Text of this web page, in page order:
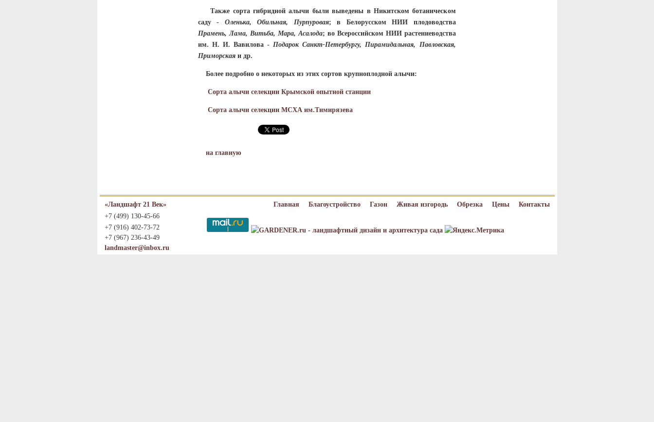
Также сорта гибридной алычи были выведены в Никитском ботаническом
саду - Оленька, Обильная, Пурпуровая; в Белорусском НИИ плодоводства
Прамень, Лама, Витьба, Мара, Асалода; во Всероссийском НИИ растениеводства
им. Н. И. Вавилова -Подарок Санкт-Петербургу, Пирамидальная, Павловская,
Приморская и др.
Более подробно о некоторых из этих сортов крупноплодной алычи:
Сорта алычи селекции Крымской опытной станции
Сорта алычи селекции МСХА им.Тимирязева
на главную
«Ландшафт 21 Век»
+7 (499) 130-45-66
+7 (916) 402-73-72
+7 (967) 236-43-49
landmaster@inbox.ru
Главная Благоустройство Газон Живая изгородь Обрезка Цены Контакты